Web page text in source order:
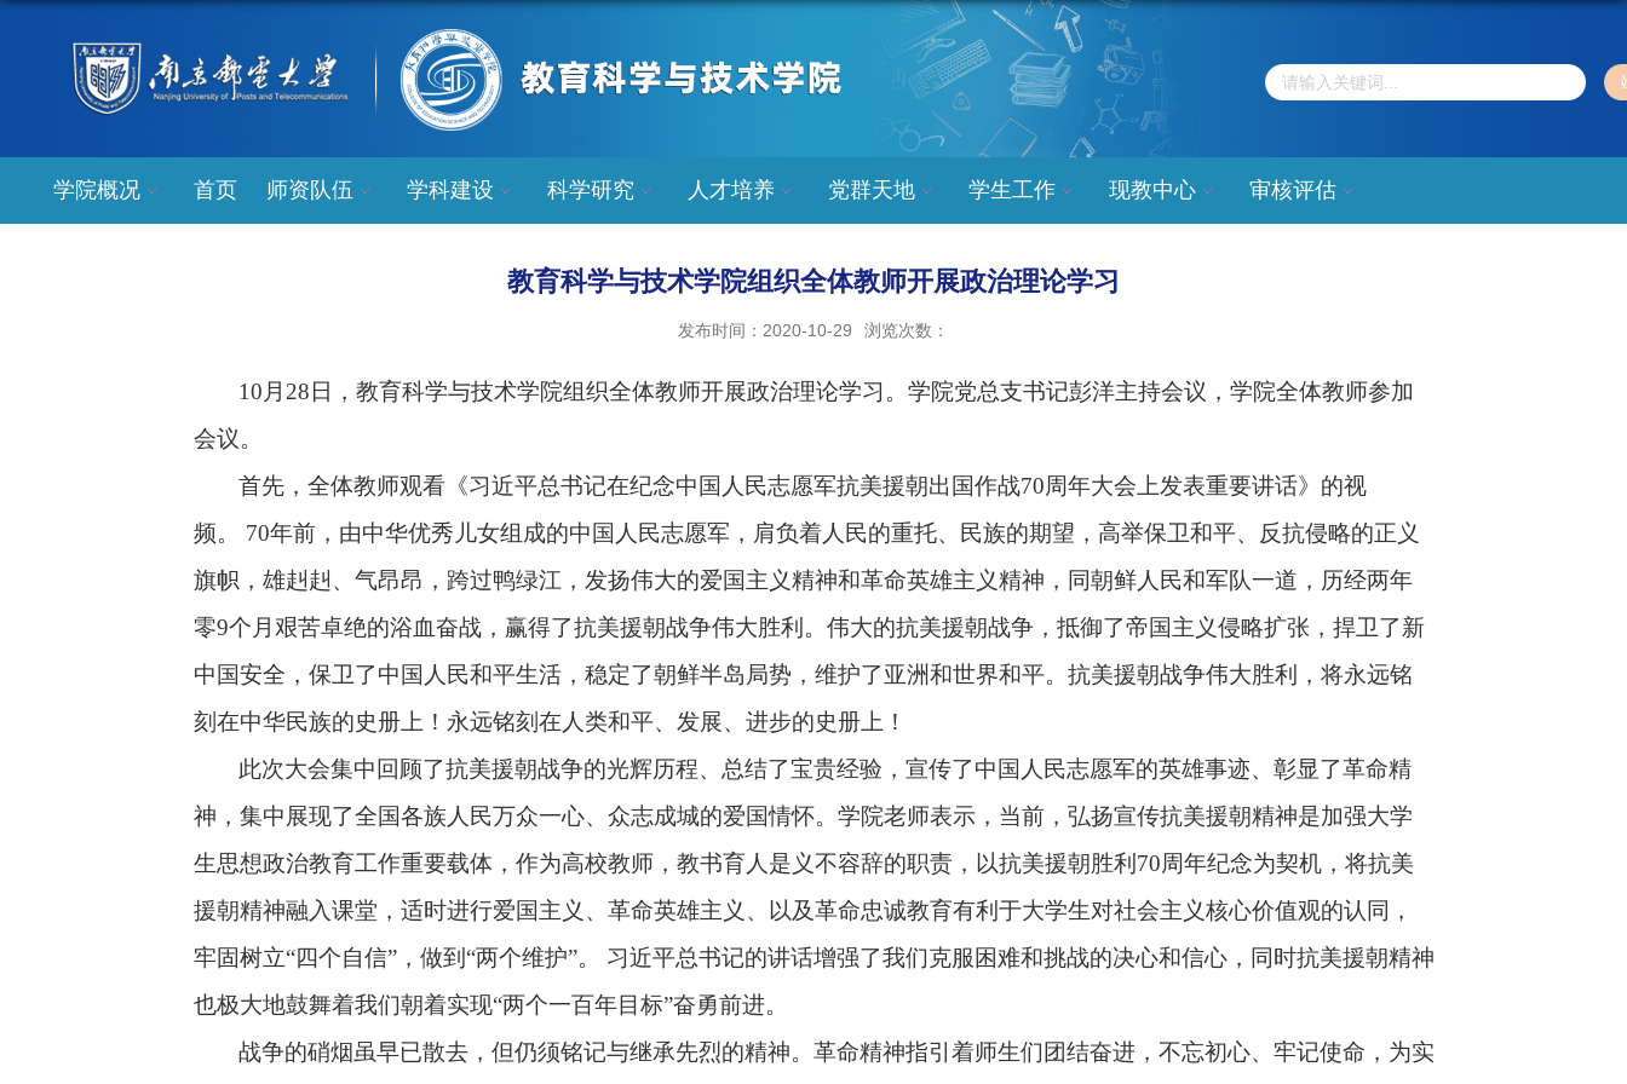
学院概况 首页 师资队伍 学科建设 科学研究 人才培养 党群天地 学生工作 现教中心 审核评估
教育科学与技术学院组织全体教师开展政治理论学习
发布时间：2020-10-29 浏览次数：
10 月 28 日，教育科学与技术学院组织全体教师开展政治理论学习。学院党总支书记彭洋主持会议，学院全体教师参加
会议。
首先，全体教师观看《习近平总书记在纪念中国人民志愿军抗美援朝出国作战70周年大会上发表重要讲话》的视
频。
70年前，由中华优秀儿女组成的中国人民志愿军，肩负着人民的重托、民族的期望，高举保卫和平、反抗侵略的正义
旗帜，雄赳赳、气昂昂，跨过鸭绿江，发扬伟大的爱国主义精神和革命英雄主义精神，同朝鲜人民和军队一道，历经两年
零9个月艰苦卓绝的浴血奋战，赢得了抗美援朝战争伟大胜利。伟大的抗美援朝战争，抵御了帝国主义侵略扩张，捍卫了新
中国安全，保卫了中国人民和平生活，稳定了朝鲜半岛局势，维护了亚洲和世界和平。抗美援朝战争伟大胜利，将永远铭
刻在中华民族的史册上！永远铭刻在人类和平、发展、进步的史册上！
此次大会集中回顾了抗美援朝战争的光辉历程、总结了宝贵经验，宣传了中国人民志愿军的英雄事迹、彰显了革命精
神，集中展现了全国各族人民万众一心、众志成城的爱国情怀。学院老师表示，当前，弘扬宣传抗美援朝精神是加强大学
生思想政治教育工作重要载体，作为高校教师，教书育人是义不容辞的职责，以抗美援朝胜利 70周年纪念为契机，将抗美
援朝精神融入课堂，适时进行爱国主义、革命英雄主义、以及革命忠诚教育有利于大学生对社会主义核心价值观的认同，
牢固树立“四个自信”，做到“两个维护”。 习近平总书记的讲话增强了我们克服困难和挑战的决心和信心，同时抗美援朝精神
也极大地鼓舞着我们朝着实现“两个一百年目标”奋勇前进。
战争的硝烟虽早已散去，但仍须铭记与继承先烈的精神。革命精神指引着师生们团结奋进，不忘初心、牢记使命，为实